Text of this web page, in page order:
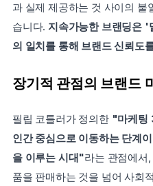
과 실제 제공하는 것 사이의 불
습니다. 지속가능한 브랜딩은
의 일치를 통해 브랜드 신뢰도
장기적 관점의 브랜드
필립 코틀러가 정의한 "마케팅
인간 중심으로 이동하는 단계
을 이루는 시대"라는 관점에서
품을 판매하는 것을 넘어 사회